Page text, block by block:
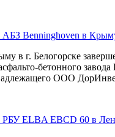
АБЗ Benninghoven в
в г. Белогорске
бетонного завода
ООО
РБУ ELBA EBCD 60 в